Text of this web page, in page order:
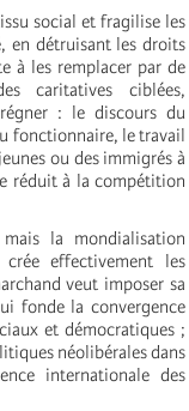
social et fragilise les
en détruisant les droits
à les remplacer par de
caritatives ciblées,
: le discours du
fonctionnaire, le travail
ou des immigrés à
réduit à la compétition
la mondialisation
effectivement les
veut imposer sa
fonde la convergence
et démocratiques ;
néolibérales dans
internationale des